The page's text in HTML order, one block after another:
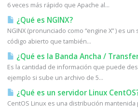
6 veces más rápido que Apache al...
¿Qué es NGINX?
NGINX (pronunciado como “engine X” ) es
código abierto que también...
¿Qué es la Banda Ancha /
Es la cantidad de información que puede
ejemplo si sube un archivo de 5...
¿Qué es un servidor Linux
CentOS Linux es una distribución mantenida